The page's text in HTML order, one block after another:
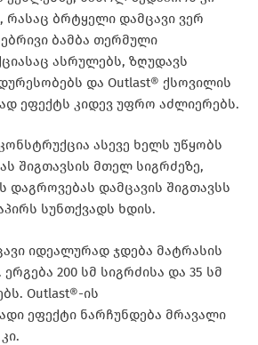
რასაც ბრტყელი დამცავი ვერ
ბამბა თერმული
ასრულებს, ზღუდავს
და Outlast® ქსოვილის
ეფექტს კიდევ უფრო აძლიერებს.
ასევე ხელს უწყობს
შიგთავსის მთელ სიგრძეზე,
დაგროვებას დამცავის შიგთავსს
სუნთქვადს ხდის.
იდეალურად ჯდება მატრასის
200 სმ სიგრძისა და 35 სმ
Outlast®-ის
ეფექტი ნარჩუნდება მრავალი